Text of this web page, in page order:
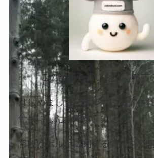
この記事を書いた人：中古
はじめまして、ボルボに魅了さ
仕事にした人です。
普段はボルボに関する情報を公